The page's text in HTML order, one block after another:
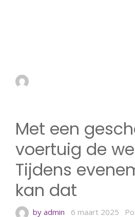
Met een
voertuig de
Tijdens
kan dat
by admin 6 maart 2025